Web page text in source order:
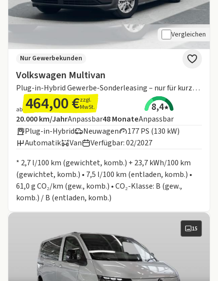
Vergleichen
Volkswagen Multivan
Plug-in-Hybrid Gewerbe-Sonderleasing – nur für kurze Zeit!
Nur Gewerbekunden
ab 464,00 €zzgl.
MwSt.
8,4
Angebotsdetails:
Inklusive Laufleistung
20.000 km/JahrAnpassbarLaufzeit
48MonateAnpassbar
Plug-in-Hybrid
Neuwagen
177 PS (130 kW)
Automatik
Van
Verfügbar: 02/2027
* 2,7 l/100 km (gewichtet, komb.) + 23,7 kWh/100 km
(gewichtet, komb.) • 7,5 l/100 km (entladen, komb.) •
61,0 g CO₂/km (gew., komb.) • CO₂-Klasse: B (gew.,
komb.) / B (entladen, komb.)
15